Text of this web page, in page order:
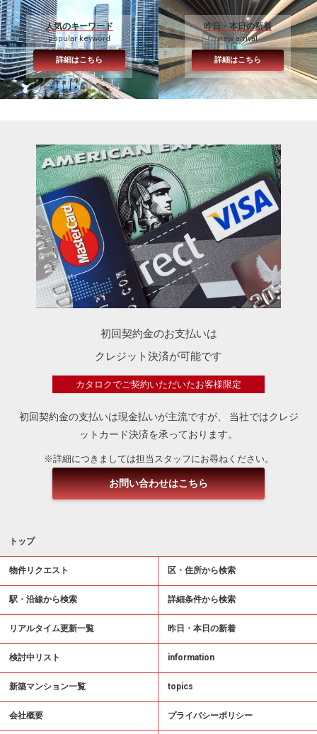
人気のキーワード
popular keyword
詳細はこちら
昨日・本日の新着
new arrival
詳細はこちら
初回契約金のお支払いは
クレジット決済が可能です
カタロクでご契約いただいたお客様限定
初回契約金の支払いは現金払いが主流ですが、
当社ではクレジ
ットカード決済を承っております。
※詳細につきましては担当スタッフにお尋ねください。
お問い合わせはこちら
トップ
物件リクエスト 区・住所から検索
駅・沿線から検索 詳細条件から検索
リアルタイム更新一覧 昨日・本日の新着
検討中リスト information
新築マンション一覧 topics
会社概要 プライバシーポリシー